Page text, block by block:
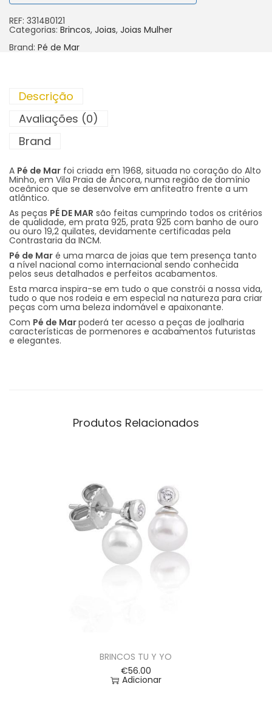
REF: 3314B0121
Categorias: Brincos, Joias, Joias Mulher
Brand: Pé de Mar
Descrição
Avaliações (0)
Brand
A Pé de Mar foi criada em 1968, situada no coração do Alto
Minho, em Vila Praia de Âncora, numa região de domínio
oceânico que se desenvolve em anfiteatro frente a um
atlântico.
As peças PÉ DE MAR são feitas cumprindo todos os critérios
de qualidade, em prata 925, prata 925 com banho de ouro
ou ouro 19,2 quilates, devidamente certificadas pela
Contrastaria da INCM.
Pé de Mar é uma marca de joias que tem presença tanto
a nível nacional como internacional sendo conhecida
pelos seus detalhados e perfeitos acabamentos.
Esta marca inspira-se em tudo o que constrói a nossa vida,
tudo o que nos rodeia e em especial na natureza para criar
peças com uma beleza indomável e apaixonante.
Com Pé de Marpoderá ter acesso a peças de joalharia
características de pormenores e acabamentos futuristas
e elegantes.
Produtos Relacionados
BRINCOS TU Y YO
€56.00
Adicionar